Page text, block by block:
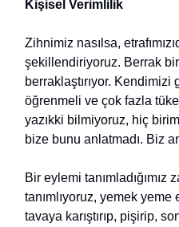
Kişisel Verimlilik
Zihnimiz nasılsa,
şekillendiriyoruz. Berrak bir
berraklaştırıyor.
öğrenmeli ve çok fazla
yazıkki bilmiyoruz, hiç
bize bunu anlatmadı. Biz
Bir eylemi tanımladığımız
tanımlıyoruz, yemek
tavaya karıştırıp, pişirip,